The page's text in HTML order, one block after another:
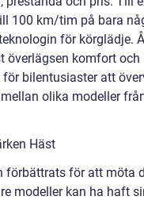
100 km/tim på bara
för körglädje.
överlägsen komfort och
bilentusiaster att
olika modeller
Häst
förbättrats för att möta
modeller kan ha haft